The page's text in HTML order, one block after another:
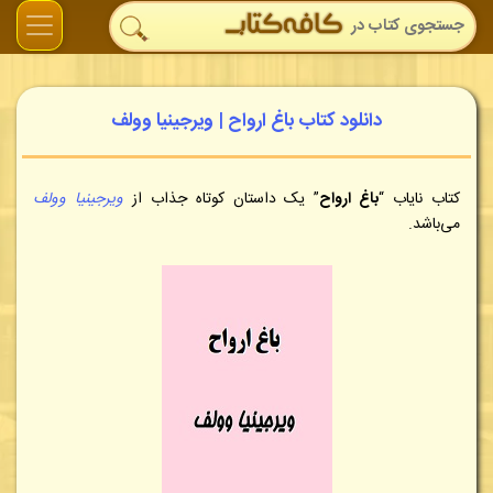
دانلود کتاب باغ ارواح | ویرجینیا وولف
کتاب نایاب “باغ ارواح” یک داستان کوتاه جذاب ازویرجینیا وولف
می‌باشد.